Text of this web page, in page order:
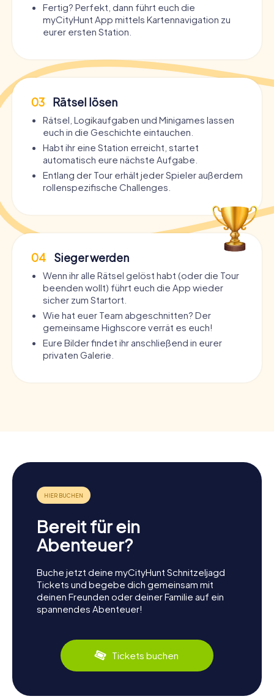
Fertig? Perfekt, dann führt euch die
myCityHunt App mittels Kartennavigation zu
eurer ersten Station.
03 Rätsel lösen
Rätsel, Logikaufgaben und Minigames lassen
euch in die Geschichte eintauchen.
Habt ihr eine Station erreicht, startet
automatisch eure nächste Aufgabe.
Entlang der Tour erhält jeder Spieler außerdem
rollenspezifische Challenges.
04 Sieger werden
Wenn ihr alle Rätsel gelöst habt (oder die Tour
beenden wollt) führt euch die App wieder
sicher zum Startort.
Wie hat euer Team abgeschnitten? Der
gemeinsame Highscore verrät es euch!
Eure Bilder findet ihr anschließend in eurer
privaten Galerie.
Bereit für ein
Abenteuer?
Buche jetzt deine myCityHunt Schnitzeljagd
Tickets und begebe dich gemeinsam mit
deinen Freunden oder deiner Familie auf ein
spannendes Abenteuer!
Tickets buchen